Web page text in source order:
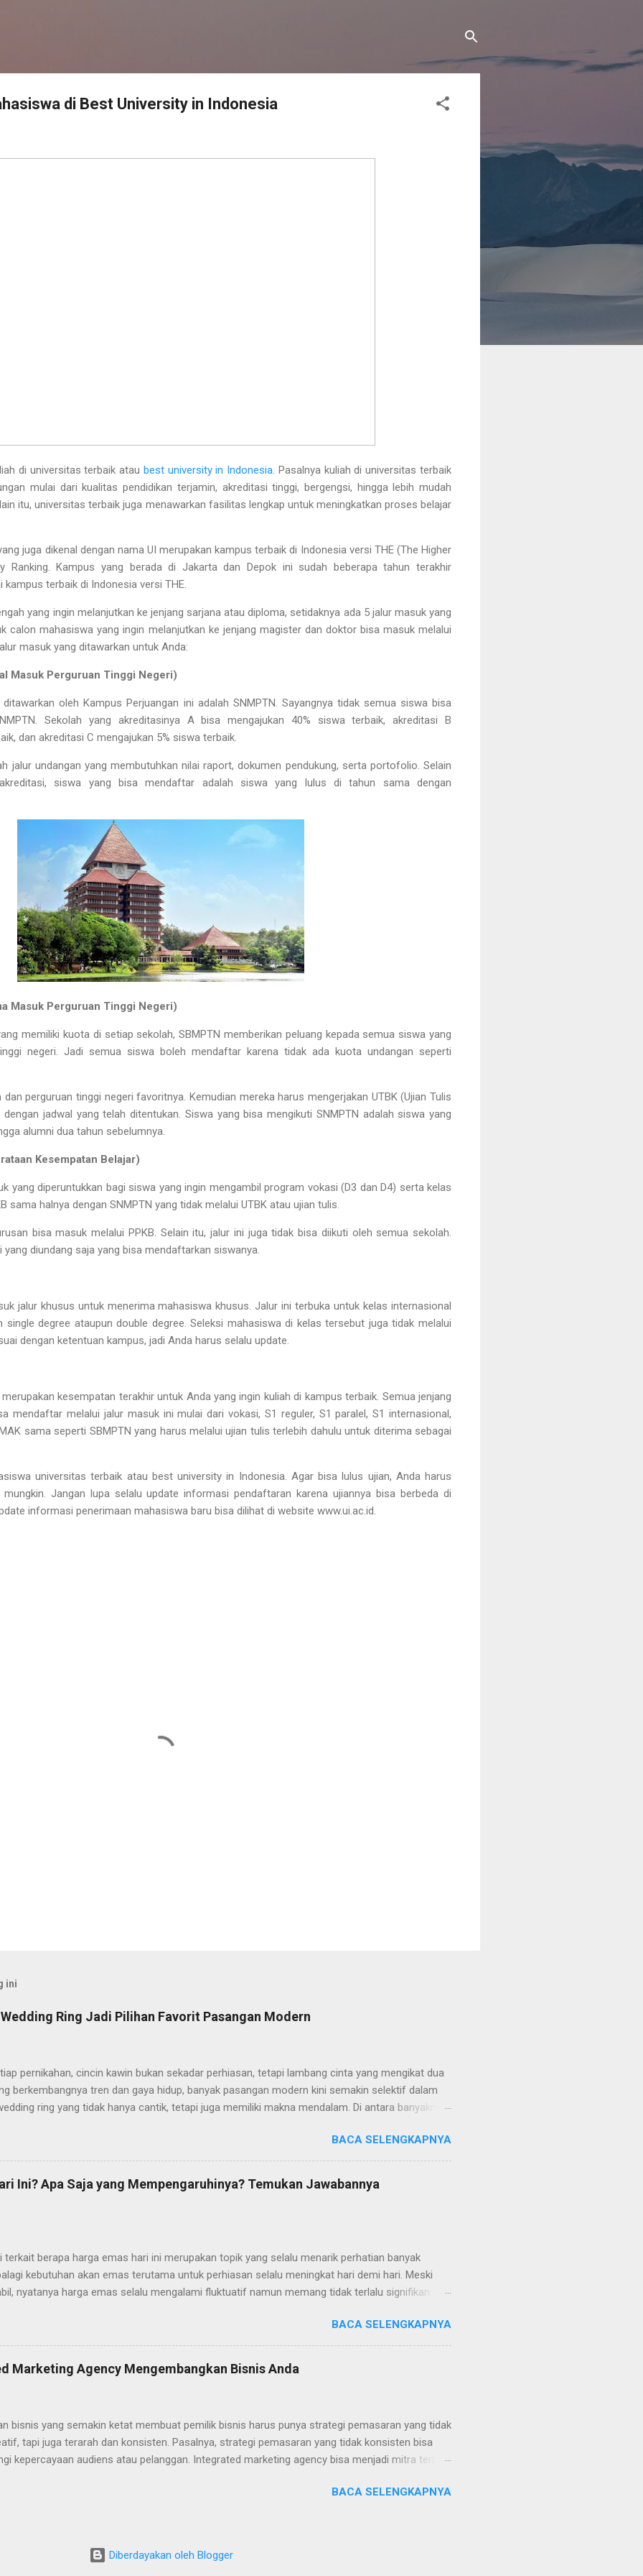
di Best University in Indonesia
di universitas terbaik atau best university in Indonesia . Pasalnya kuliah di universitas terbaik
mulai dari kualitas pendidikan terjamin, akreditasi tinggi, bergengsi, hingga lebih mudah
itu, universitas terbaik juga menawarkan fasilitas lengkap untuk meningkatkan proses belajar
juga dikenal dengan nama UI merupakan kampus terbaik di Indonesia versi THE (The Higher
Ranking. Kampus yang berada di Jakarta dan Depok ini sudah beberapa tahun terakhir
terbaik di Indonesia versi THE.
yang ingin melanjutkan ke jenjang sarjana atau diploma, setidaknya ada 5 jalur masuk yang
calon mahasiswa yang ingin melanjutkan ke jenjang magister dan doktor bisa masuk melalui
masuk yang ditawarkan untuk Anda:
Masuk Perguruan Tinggi Negeri)
oleh Kampus Perjuangan ini adalah SNMPTN. Sayangnya tidak semua siswa bisa
Sekolah yang akreditasinya A bisa mengajukan 40% siswa terbaik, akreditasi B
dan akreditasi C mengajukan 5% siswa terbaik.
jalur undangan yang membutuhkan nilai raport, dokumen pendukung, serta portofolio. Selain
siswa yang bisa mendaftar adalah siswa yang lulus di tahun sama dengan
Masuk Perguruan Tinggi Negeri)
memiliki kuota di setiap sekolah, SBMPTN memberikan peluang kepada semua siswa yang
negeri. Jadi semua siswa boleh mendaftar karena tidak ada kuota undangan seperti
perguruan tinggi negeri favoritnya. Kemudian mereka harus mengerjakan UTBK (Ujian Tulis
jadwal yang telah ditentukan. Siswa yang bisa mengikuti SNMPTN adalah siswa yang
alumni dua tahun sebelumnya.
Kesempatan Belajar)
yang diperuntukkan bagi siswa yang ingin mengambil program vokasi (D3 dan D4) serta kelas
sama halnya dengan SNMPTN yang tidak melalui UTBK atau ujian tulis.
bisa masuk melalui PPKB. Selain itu, jalur ini juga tidak bisa diikuti oleh semua sekolah.
diundang saja yang bisa mendaftarkan siswanya.
jalur khusus untuk menerima mahasiswa khusus. Jalur ini terbuka untuk kelas internasional
single degree ataupun double degree. Seleksi mahasiswa di kelas tersebut juga tidak melalui
dengan ketentuan kampus, jadi Anda harus selalu update.
kesempatan terakhir untuk Anda yang ingin kuliah di kampus terbaik. Semua jenjang
mendaftar melalui jalur masuk ini mulai dari vokasi, S1 reguler, S1 paralel, S1 internasional,
sama seperti SBMPTN yang harus melalui ujian tulis terlebih dahulu untuk diterima sebagai
universitas terbaik atau best university in Indonesia. Agar bisa lulus ujian, Anda harus
Jangan lupa selalu update informasi pendaftaran karena ujiannya bisa berbeda di
informasi penerimaan mahasiswa baru bisa dilihat di website www.ui.ac.id.
ini
Ring Jadi Pilihan Favorit Pasangan Modern
pernikahan, cincin kawin bukan sekadar perhiasan, tetapi lambang cinta yang mengikat dua
berkembangnya tren dan gaya hidup, banyak pasangan modern kini semakin selektif dalam
ring yang tidak hanya cantik, tetapi juga memiliki makna mendalam. Di antara banyaknya
dan mewah. Perpaduan Desain Elegan dan Makna Mendalam The Palace dikenal luas karena
desain cincin kawin yang tidak hanya estetis, tapi juga sarat makna. Setiap cincin didesain
dan detail yang mencerminkan keabadian cinta dan kesatuan dua jiwa. Koleksinya
sentuhan modern namun tetap mempertahankan nuansa klasik yang timeless. Cocok bagi
BACA SELENGKAPNYA
Ini? Apa Saja yang Mempengaruhinya? Temukan Jawabannya
terkait berapa harga emas hari ini merupakan topik yang selalu menarik perhatian banyak
kebutuhan akan emas terutama untuk perhiasan selalu meningkat hari demi hari. Meski
nyatanya harga emas selalu mengalami fluktuatif namun memang tidak terlalu signifikan.
oleh harga emasnya saja. Ada berbagai aspek lain yang menjadi faktor penentu harganya.
diantaranya yaitu: Harga emas murni dunia Aspek yang satu ini bisa dikatakan sebagai
Ya, harga emas ditentukan di pasar komoditas global, seperti di dan pergerakan harga
internasional bisa menjadi acuan dasar. Dengan kata lain, jika harga emas dunia naik, maka
BACA SELENGKAPNYA
Marketing Agency Mengembangkan Bisnis Anda
bisnis yang semakin ketat membuat pemilik bisnis harus punya strategi pemasaran yang tidak
tapi juga terarah dan konsisten. Pasalnya, strategi pemasaran yang tidak konsisten bisa
kepercayaan audiens atau pelanggan. Integrated marketing agency bisa menjadi mitra terbaik
dan efektif. Sebagai pemilik bisnis, Anda harus mulai memikirkan untuk beralih ke integrated
layanan pemasaran terintegrasi. Berbeda dengan agensi biasa yang punya spesialisasi
ini menawarkan layanan menyeluruh, mulai dari branding , desain grafis, pembuatan
BACA SELENGKAPNYA
Diberdayakan oleh Blogger